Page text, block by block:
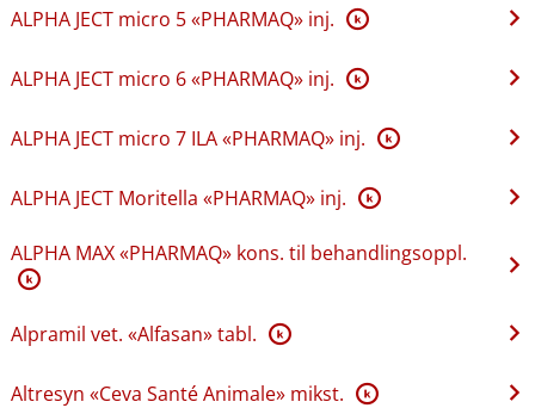
ALPHA JECT micro 5 «PHARMAQ» inj. K
ALPHA JECT micro 6 «PHARMAQ» inj. K
ALPHA JECT micro 7 ILA «PHARMAQ» inj. K
ALPHA JECT Moritella «PHARMAQ» inj. K
ALPHA MAX «PHARMAQ» kons. til behandlingsoppl.
K
Alpramil vet. «Alfasan» tabl. K
Altresyn «Ceva Santé Animale» mikst. K